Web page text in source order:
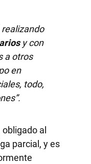
realizando
y con
a otros
en
todo,
al
parcial, y es